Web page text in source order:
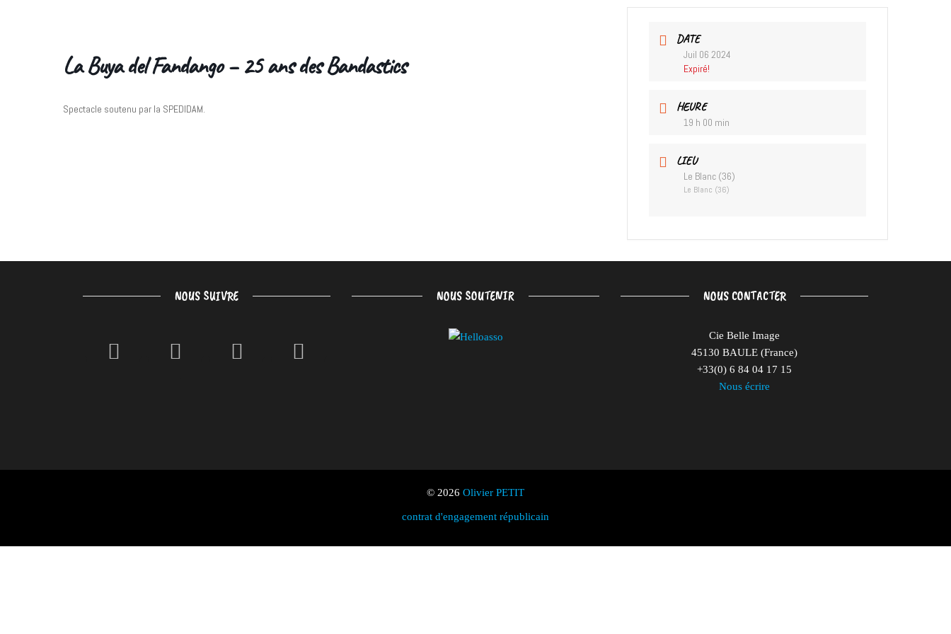
La Buya del Fandango – 25 ans des Bandastics
Spectacle soutenu par la SPEDIDAM.
DATE
Juil 06 2024
Expiré!
HEURE
19 h 00 min
LIEU
Le Blanc (36)
Le Blanc (36)
NOUS SUIVRE NOUS SOUTENIR NOUS CONTACTER
Cie Belle Image
45130 BAULE (France)
+33(0) 6 84 04 17 15
Nous écrire
© 2026 Olivier PETIT
contrat d'engagement républicain